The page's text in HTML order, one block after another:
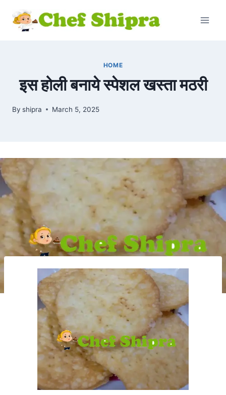
HOME
इस होली बनाये स्पेशल खस्ता मठरी
By shipra March 5, 2025